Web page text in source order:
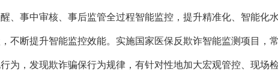
、事中审核、事后监管全过程智能监控，提升精准化、智能化
不断提升智能监控效能。实施国家医保反欺诈智能监测项目，
为，发现欺诈骗保行为规律，有针对性地加大宏观管控、现场